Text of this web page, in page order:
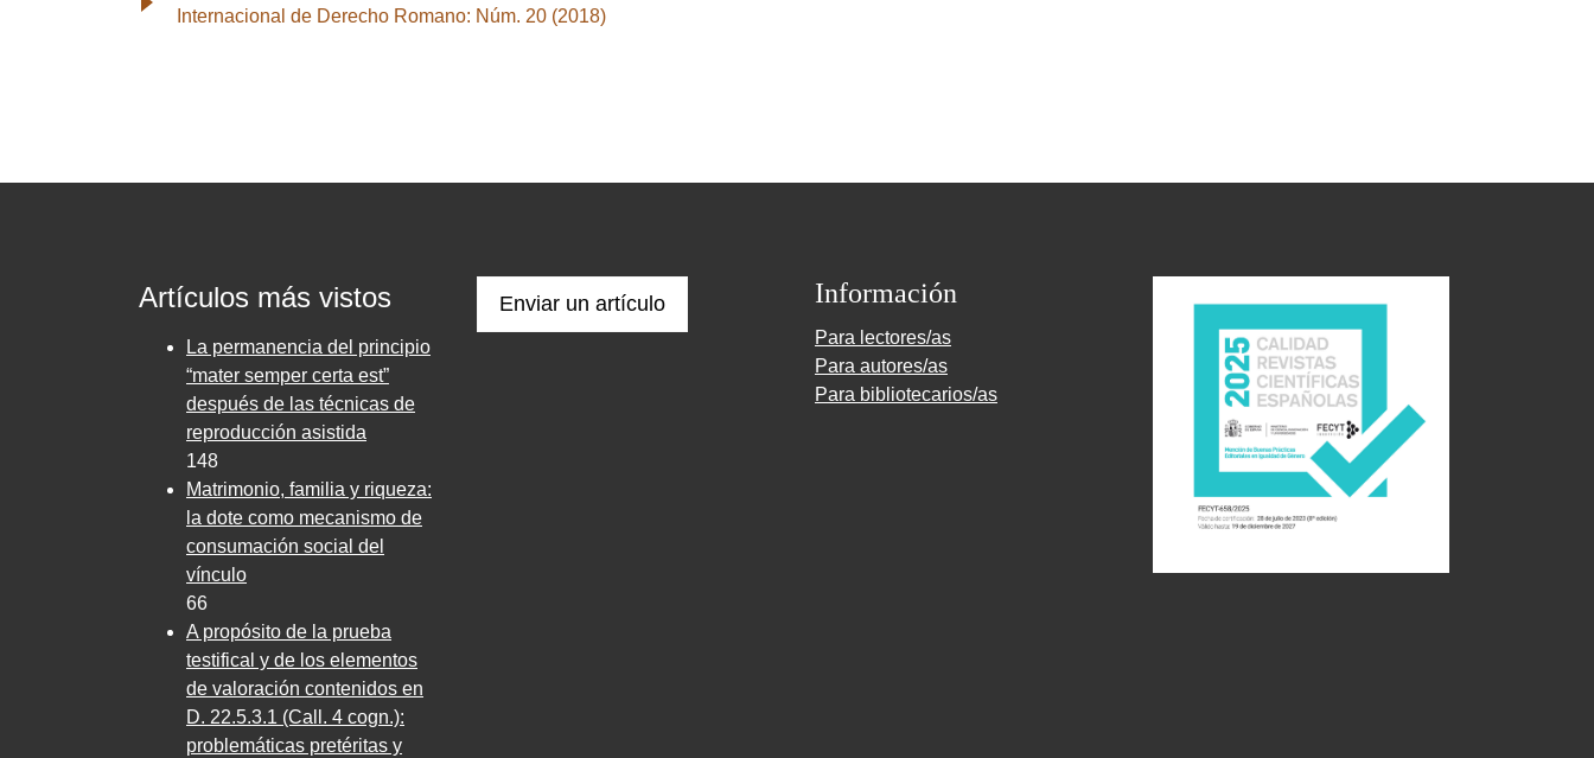
Internacional de Derecho Romano: Núm. 20 (2018)
Artículos más vistos
La permanencia del principio
“mater semper certa est”
después de las técnicas de
reproducción asistida
148
Matrimonio, familia y riqueza:
la dote como mecanismo de
consumación social del
vínculo
66
A propósito de la prueba
testifical y de los elementos
de valoración contenidos en
D. 22.5.3.1 (Call. 4 cogn.):
problemáticas pretéritas y
Enviar un artículo Información
Para lectores/as
Para autores/as
Para bibliotecarios/as